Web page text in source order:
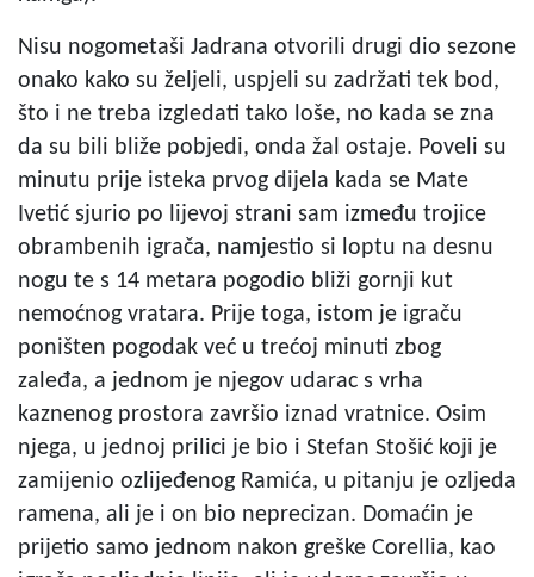
Nisu nogometaši Jadrana otvorili drugi dio sezone
onako kako su željeli, uspjeli su zadržati tek bod,
što i ne treba izgledati tako loše, no kada se zna
da su bili bliže pobjedi, onda žal ostaje. Poveli su
minutu prije isteka prvog dijela kada se Mate
Ivetić sjurio po lijevoj strani sam između trojice
obrambenih igrača, namjestio si loptu na desnu
nogu te s 14 metara pogodio bliži gornji kut
nemoćnog vratara. Prije toga, istom je igraču
poništen pogodak već u trećoj minuti zbog
zaleđa, a jednom je njegov udarac s vrha
kaznenog prostora završio iznad vratnice. Osim
njega, u jednoj prilici je bio i Stefan Stošić koji je
zamijenio ozlijeđenog Ramića, u pitanju je ozljeda
ramena, ali je i on bio neprecizan. Domaćin je
prijetio samo jednom nakon greške Corellia, kao